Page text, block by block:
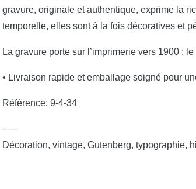
gravure, originale et authentique, exprime la
temporelle, elles sont à la fois décoratives et
La gravure porte sur l’imprimerie vers 1900 :
• Livraison rapide et emballage soigné pour
Référence: 9-4-34
—–
Décoration, vintage, Gutenberg, typographie,